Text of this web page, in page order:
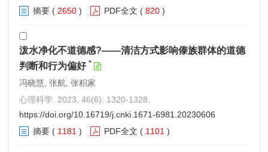
摘要 ( 2650 ) PDF全文 ( 820 )
泼水净化不道德感?——清洁方式影响傣族群体的道德
判断和行为偏好 *
冯晓慧, 张航, 张积家
心理科学. 2023, 46(6): 1320-1328.
https://doi.org/10.16719/j.cnki.1671-6981.20230606
摘要 ( 1181 ) PDF全文 ( 1101 )